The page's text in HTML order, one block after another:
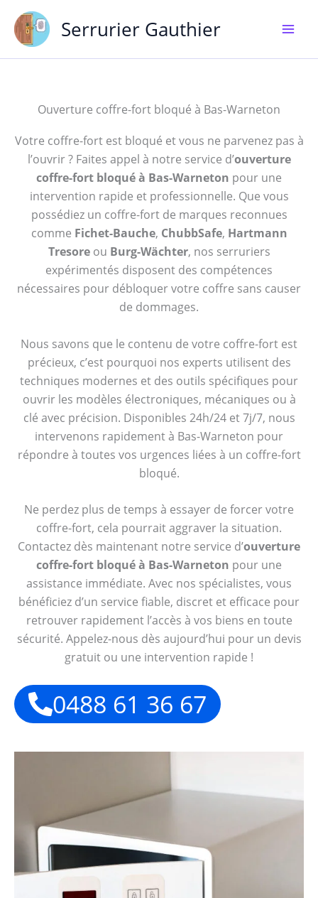
contenu
Serrurier Gauthier
Ouverture coffre-fort bloqué à Bas-Warneton
Votre coffre-fort est bloqué et vous ne parvenez pas à
l’ouvrir ? Faites appel à notre service d’ouverture
coffre-fort bloqué à Bas-Warneton pour une
intervention rapide et professionnelle. Que vous
possédiez un coffre-fort de marques reconnues
comme Fichet-Bauche, ChubbSafe, Hartmann
Tresoreou Burg-Wächter, nos serruriers
expérimentés disposent des compétences
nécessaires pour débloquer votre coffre sans causer
de dommages.
Nous savons que le contenu de votre coffre-fort est
précieux, c’est pourquoi nos experts utilisent des
techniques modernes et des outils spécifiques pour
ouvrir les modèles électroniques, mécaniques ou à
clé avec précision. Disponibles 24h/24 et 7j/7, nous
intervenons rapidement à Bas-Warneton pour
répondre à toutes vos urgences liées à un coffre-fort
bloqué.
Ne perdez plus de temps à essayer de forcer votre
coffre-fort, cela pourrait aggraver la situation.
Contactez dès maintenant notre service d’ouverture
coffre-fort bloqué à Bas-Warneton pour une
assistance immédiate. Avec nos spécialistes, vous
bénéficiez d’un service fiable, discret et efficace pour
retrouver rapidement l’accès à vos biens en toute
sécurité. Appelez-nous dès aujourd’hui pour un devis
gratuit ou une intervention rapide !
0488 61 36 67